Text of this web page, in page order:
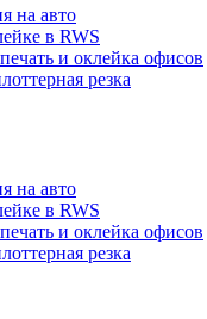
на авто
в RWS
и оклейка офисов
резка
на авто
в RWS
и оклейка офисов
резка